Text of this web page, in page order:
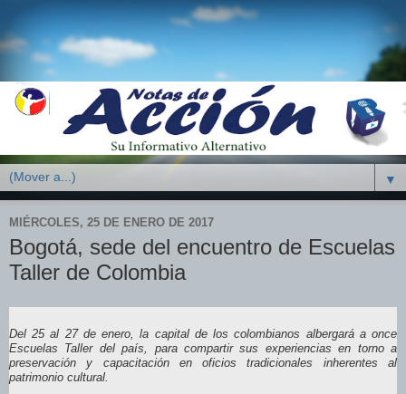
▼
MIÉRCOLES, 25 DE ENERO DE 2017
Bogotá, sede del encuentro de Escuelas
Taller de Colombia
Del 25 al 27 de enero, la capital de los colombianos albergará a once
Escuelas Taller del país, para compartir sus experiencias en torno a
preservación y capacitación en oficios tradicionales inherentes al
patrimonio cultural.